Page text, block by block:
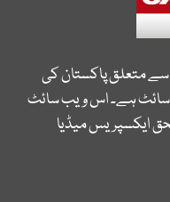
سے متعلق پاکستان کی
سائٹ ہے۔ اس ویب سائٹ
ایکسپریس میڈیا